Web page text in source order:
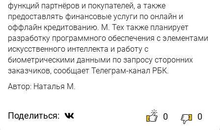
функций партнёров и покупателей, а также
предоставлять финансовые услуги по онлайн и
оффлайн кредитованию. М. Тех также планирует
разработку программного обеспечения с элементами
искусственного интеллекта и работу с
биометрическими данными по запросу сторонних
заказчиков, сообщает Телеграм-канал РБК.
Автор: Наталья М.
Поделиться: 0 0